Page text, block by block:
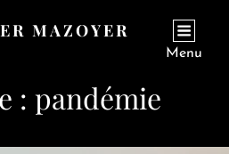
MAZOYER
Menu
: pandémie